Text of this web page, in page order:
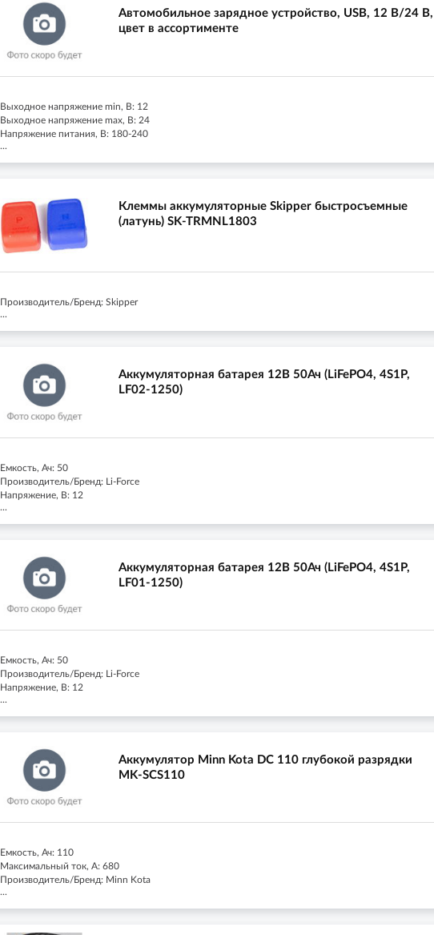
Автомобильное зарядное устройство, USB, 12 В/24 В,
цвет в ассортименте
Выходное напряжение min, В: 12
Выходное напряжение max, В: 24
Напряжение питания, В: 180-240
...
Клеммы аккумуляторные Skipper быстросъемные
(латунь) SK-TRMNL1803
Производитель/Бренд: Skipper
...
Аккумуляторная батарея 12В 50Ач (LiFePO4, 4S1P,
LF02-1250)
Емкость, Ач: 50
Производитель/Бренд: Li-Force
Напряжение, В: 12
...
Аккумуляторная батарея 12В 50Ач (LiFePO4, 4S1P,
LF01-1250)
Емкость, Ач: 50
Производитель/Бренд: Li-Force
Напряжение, В: 12
...
Аккумулятор Minn Kota DC 110 глубокой разрядки
MK-SCS110
Емкость, Ач: 110
Максимальный ток, А: 680
Производитель/Бренд: Minn Kota
...